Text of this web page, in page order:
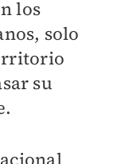
los
, solo
su